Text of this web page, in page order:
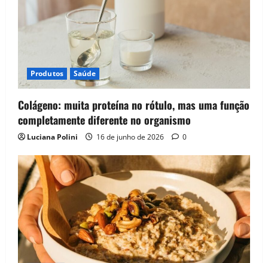
Produtos Saúde
Colágeno: muita proteína no rótulo, mas uma função
completamente diferente no organismo
Luciana Polini 16 de junho de 2026 0